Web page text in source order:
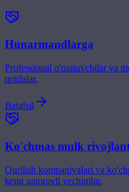
Hunarmandlarga
Professional o'rnatuvchilar va
qoidalar.
Batafsil
Ko'chmas mulk
Qurilish kompaniyalari va
keng qamrovli yechimlar.